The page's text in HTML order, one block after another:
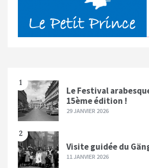
1
Le Festival
15ème édition !
29 JANVIER 2026
2
Visite guidée du
11 JANVIER 2026